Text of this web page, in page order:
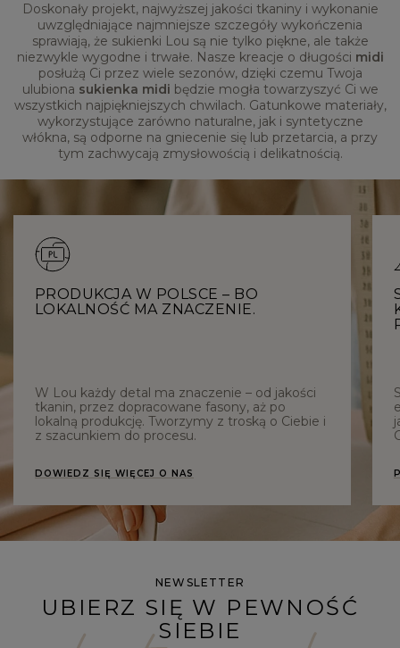
Doskonały projekt, najwyższej jakości tkaniny i wykonanie
uwzględniające najmniejsze szczegóły wykończenia
sprawiają, że sukienki Lou są nie tylko piękne, ale także
niezwykle wygodne i trwałe. Nasze kreacje o długości midi
posłużą Ci przez wiele sezonów, dzięki czemu Twoja
ulubiona sukienka midi będzie mogła towarzyszyć Ci we
wszystkich najpiękniejszych chwilach. Gatunkowe materiały,
wykorzystujące zarówno naturalne, jak i syntetyczne
włókna, są odporne na gniecenie się lub przetarcia, a przy
tym zachwycają zmysłowością i delikatnością.
PRODUKCJA W POLSCE – BO
LOKALNOŚĆ MA ZNACZENIE.
W Lou każdy detal ma znaczenie – od jakości
tkanin, przez dopracowane fasony, aż po
lokalną produkcję. Tworzymy z troską o Ciebie i
z szacunkiem do procesu.
DOWIEDZ SIĘ WIĘCEJ O NAS
NEWSLETTER
UBIERZ SIĘ W PEWNOŚĆ
SIEBIE